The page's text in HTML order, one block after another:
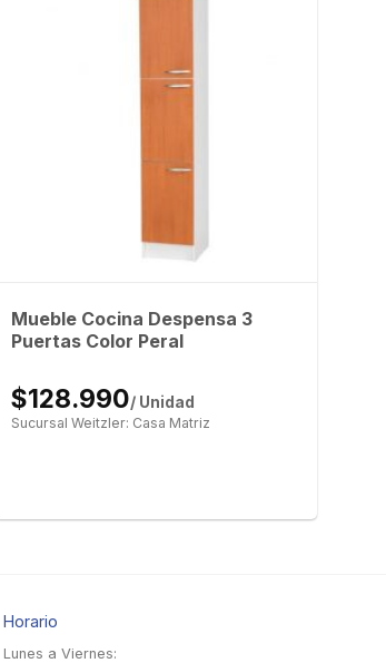
Mueble Cocina Despensa 3
Puertas Color Peral
$128.990/ Unidad
Sucursal Weitzler: Casa Matriz
Horario
Lunes a Viernes: